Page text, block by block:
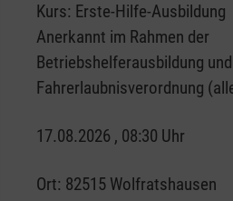
Kurs: Erste-Hilfe-Ausbildung
Anerkannt im Rahmen der
Betriebshelferausbildung und
Fahrerlaubnisverordnung
17.08.2026 , 08:30 Uhr
Ort: 82515 Wolfratshausen